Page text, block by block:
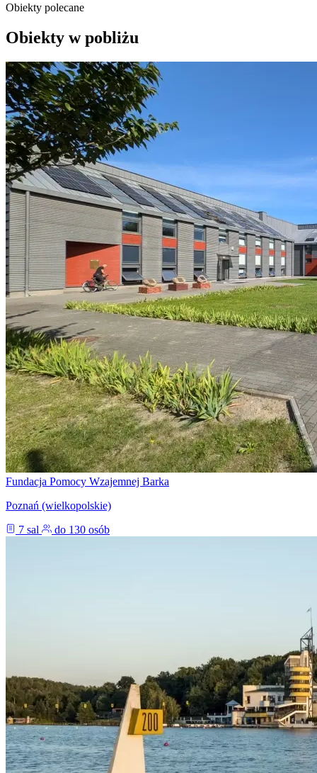
Obiekty polecane
Obiekty w pobliżu
Fundacja Pomocy Wzajemnej Barka
Poznań (wielkopolskie)
7 sal
do 130 osób